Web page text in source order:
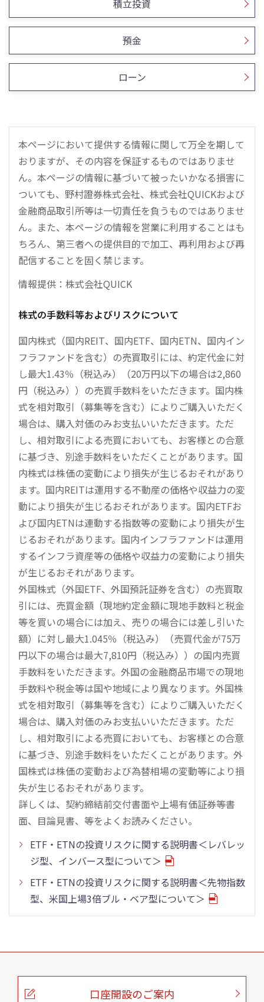
積立投資
預金
ローン
本ページにおいて提供する情報に関して万全を期して
おりますが、その内容を保証するものではありませ
ん。本ページの情報に基づいて被ったいかなる損害に
ついても、野村證券株式会社、株式会社QUICKおよび
金融商品取引所等は一切責任を負うものではありませ
ん。また、本ページの情報を営業に利用することはも
ちろん、第三者への提供目的で加工、再利用および再
配信することを固く禁じます。
情報提供：株式会社QUICK
株式の手数料等およびリスクについて
国内株式（国内REIT、国内ETF、国内ETN、国内イン
フラファンドを含む）の売買取引には、約定代金に対
し最大1.43％（税込み）（20万円以下の場合は2,860
円（税込み））の売買手数料をいただきます。国内株
式を相対取引（募集等を含む）によりご購入いただく
場合は、購入対価のみお支払いいただきます。ただ
し、相対取引による売買においても、お客様との合意
に基づき、別途手数料をいただくことがあります。国
内株式は株価の変動により損失が生じるおそれがあり
ます。国内REITは運用する不動産の価格や収益力の変
動により損失が生じるおそれがあります。国内ETFお
よび国内ETNは連動する指数等の変動により損失が生
じるおそれがあります。国内インフラファンドは運用
するインフラ資産等の価格や収益力の変動により損失
が生じるおそれがあります。
外国株式（外国ETF、外国預託証券を含む）の売買取
引には、売買金額（現地約定金額に現地手数料と税金
等を買いの場合には加え、売りの場合には差し引いた
額）に対し最大1.045％（税込み）（売買代金が75万
円以下の場合は最大7,810円（税込み））の国内売買
手数料をいただきます。外国の金融商品市場での現地
手数料や税金等は国や地域により異なります。外国株
式を相対取引（募集等を含む）によりご購入いただく
場合は、購入対価のみお支払いいただきます。ただ
し、相対取引による売買においても、お客様との合意
に基づき、別途手数料をいただくことがあります。外
国株式は株価の変動および為替相場の変動等により損
失が生じるおそれがあります。
詳しくは、契約締結前交付書面や上場有価証券等書
面、目論見書、等をよくお読みください。
ETF・ETNの投資リスクに関する説明書＜レバレッ
ジ型、インバース型について＞
ETF・ETNの投資リスクに関する説明書＜先物指数
型、米国上場3倍ブル・ベア型について＞
こ
口座開設のご案内